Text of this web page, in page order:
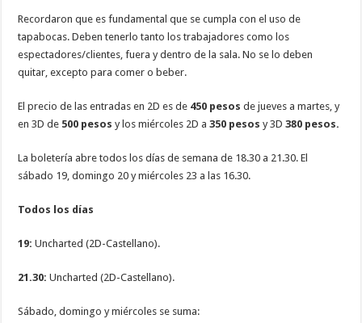
Recordaron que es fundamental que se cumpla con el uso de
tapabocas. Deben tenerlo tanto los trabajadores como los
espectadores/clientes, fuera y dentro de la sala. No se lo deben
quitar, excepto para comer o beber.
El precio de las entradas en 2D es de 450 pesosde jueves a martes, y
en 3D de 500 pesos y los miércoles 2D a350 pesos y 3D380 pesos.
La boletería abre todos los días de semana de 18.30 a 21.30. El
sábado 19, domingo 20 y miércoles 23 a las 16.30.
Todos los días
19: Uncharted (2D-Castellano).
21.30: Uncharted (2D-Castellano).
Sábado, domingo y miércoles se suma: